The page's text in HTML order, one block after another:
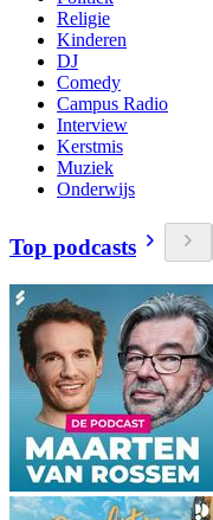
Religie
Kinderen
DJ
Comedy
Campus Radio
Interview
Kerstmis
Muziek
Onderwijs
Top podcasts